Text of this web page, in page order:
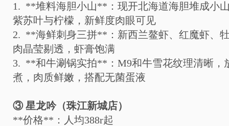
1. **堆料海胆小山** ：现开北海道海胆堆成小
紫苏叶与柠檬，新鲜度肉眼可见
2. **海鲜刺身三拼** ：新西兰鳌虾、红魔虾、
肉晶莹剔透，虾膏饱满
3. **和牛涮锅实拍** ： M9和牛雪花纹理清晰，
煮，肉质鲜嫩，搭配无菌蛋液
③ 星龙吟（珠江新城店）
**价格** ：人均388r起